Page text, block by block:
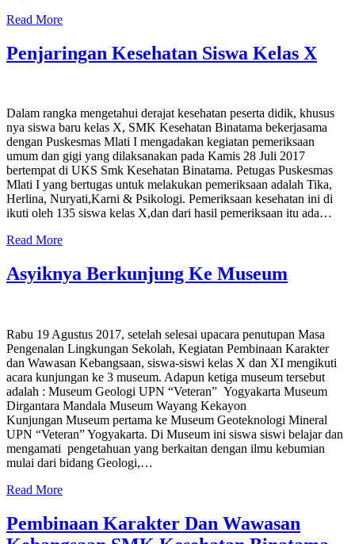
Read More
Penjaringan Kesehatan Siswa Kelas X
Dalam rangka mengetahui derajat kesehatan peserta didik, khusus
nya siswa baru kelas X, SMK Kesehatan Binatama bekerjasama
dengan Puskesmas Mlati I mengadakan kegiatan pemeriksaan
umum dan gigi yang dilaksanakan pada Kamis 28 Juli 2017
bertempat di UKS Smk Kesehatan Binatama. Petugas Puskesmas
Mlati I yang bertugas untuk melakukan pemeriksaan adalah Tika,
Herlina, Nuryati,Karni & Psikologi. Pemeriksaan kesehatan ini di
ikuti oleh 135 siswa kelas X,dan dari hasil pemeriksaan itu ada…
Read More
Asyiknya Berkunjung Ke Museum
Rabu 19 Agustus 2017, setelah selesai upacara penutupan Masa
Pengenalan Lingkungan Sekolah, Kegiatan Pembinaan Karakter
dan Wawasan Kebangsaan, siswa-siswi kelas X dan XI mengikuti
acara kunjungan ke 3 museum. Adapun ketiga museum tersebut
adalah : Museum Geologi UPN “Veteran” Yogyakarta Museum
Dirgantara Mandala Museum Wayang Kekayon
Kunjungan Museum pertama ke Museum Geoteknologi Mineral
UPN “Veteran” Yogyakarta. Di Museum ini siswa siswi belajar dan
mengamati pengetahuan yang berkaitan dengan ilmu kebumian
mulai dari bidang Geologi,…
Read More
Pembinaan Karakter Dan Wawasan